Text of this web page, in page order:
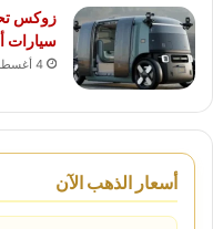
زوكس
سيارات
4 أغسطس، 2026
أسعار الذهب الآن